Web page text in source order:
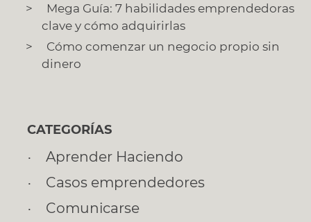
Mega Guía: 7 habilidades emprendedoras
clave y cómo adquirirlas
Cómo comenzar un negocio propio sin
dinero
CATEGORÍAS
Aprender Haciendo
Casos emprendedores
Comunicarse